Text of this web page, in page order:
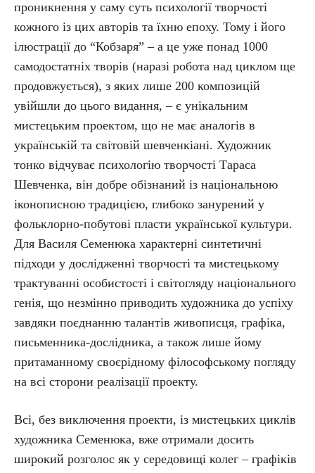
проникнення у саму суть психології творчості
кожного із цих авторів та їхню епоху. Тому і його
ілюстрації до “Кобзаря” – а це уже понад 1000
самодостатніх творів (наразі робота над циклом ще
продовжується), з яких лише 200 композицій
увійшли до цього видання, – є унікальним
мистецьким проектом, що не має аналогів в
українській та світовій шевченкіані. Художник
тонко відчуває психологію творчості Тараса
Шевченка, він добре обізнаний із національною
іконописною традицією, глибоко занурений у
фольклорно-побутові пласти української культури.
Для Василя Семенюка характерні синтетичні
підходи у дослідженні творчості та мистецькому
трактуванні особистості і світогляду національного
генія, що незмінно приводить художника до успіху
завдяки поєднанню талантів живописця, графіка,
письменника-дослідника, а також лише йому
притаманному своєрідному філософському погляду
на всі сторони реалізації проекту.
Всі, без виключення проекти, із мистецьких циклів
художника Семенюка, вже отримали досить
широкий розголос як у середовищі колег – графіків